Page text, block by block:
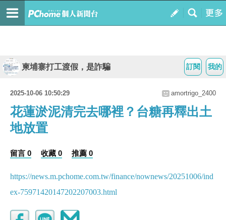
我的
訂閱
柬埔寨打工渡假，是詐騙
2025-10-06 10:50:29 amortrigo_2400
花蓮淤泥清完去哪裡？台糖再釋出土
地放置
留言 0 收藏 0 推薦 0
https://news.m.pchome.com.tw/finance/nownews/20251006/ind
ex-75971420147202207003.html